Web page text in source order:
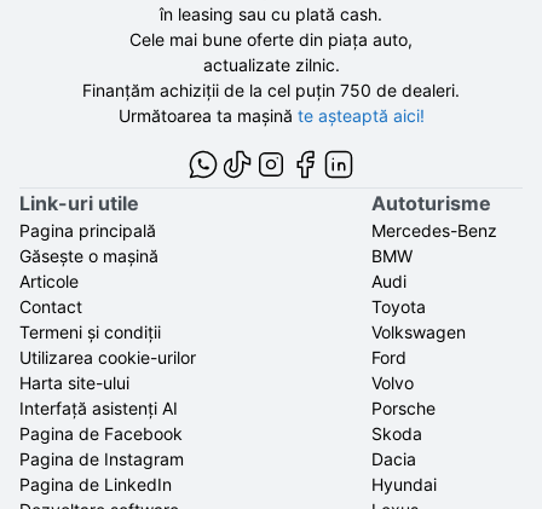
în leasing sau cu plată cash.
Cele mai bune oferte din piața auto,
actualizate zilnic.
Finanțăm achiziții de la cel puțin 750 de dealeri.
Următoarea ta mașină te așteaptă aici!
Link-uri utile
Pagina principală
Găsește o mașină
Articole
Contact
Termeni și condiții
Utilizarea cookie-urilor
Harta site-ului
Interfață asistenți AI
Pagina de Facebook
Pagina de Instagram
Pagina de LinkedIn
Autoturisme
Mercedes-Benz
BMW
Audi
Toyota
Volkswagen
Ford
Volvo
Porsche
Skoda
Dacia
Hyundai